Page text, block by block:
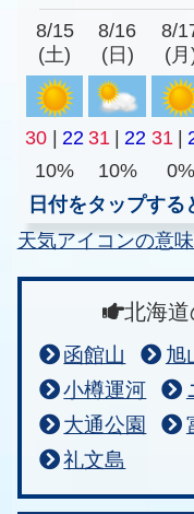
8/15
(土)
8/16
(日)
8/
(月
30 22 31 22 31
10%
10% 0%
日付をタップす
天気アイコンの意
北海道
函館山 旭
小樽運河
大通公園
礼文島